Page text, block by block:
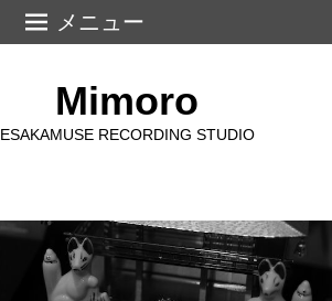
メニュー
Mimoro
ESAKAMUSE RECORDING STUDIO